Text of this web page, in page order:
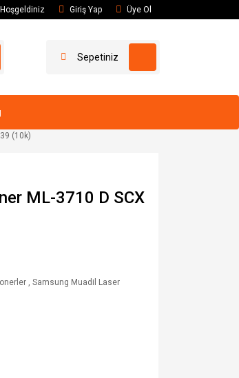
Hoşgeldiniz Giriş Yap Üye Ol
Sepetiniz
(10k)
ML-3710 D SCX
, Samsung Muadil Laser